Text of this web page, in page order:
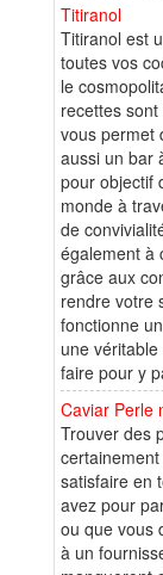
Titiranol
Titiranol est
toutes vos
le
recettes
vous permet
aussi un bar
pour objectif
monde à
de
également à
grâce aux
rendre votre
fonctionne
une
faire pour y
Caviar Perle
Trouver des
satisfaire en
avez pour
ou que vous
à un